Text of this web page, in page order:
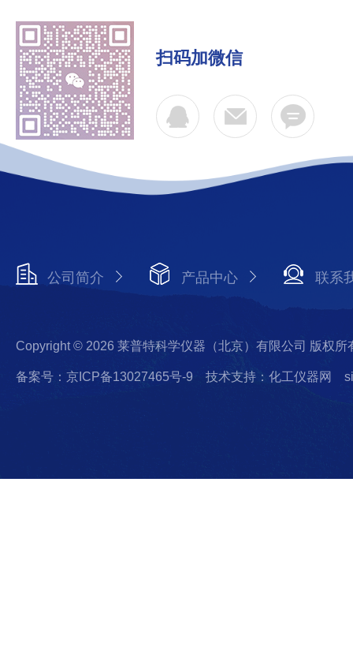
扫码加微信
公司简介 产品中心 联系
Copyright © 2026 莱普特科学仪器（北京）有限公司 版权所
备案号：京ICP备13027465号-9 技术支持：化工仪器网